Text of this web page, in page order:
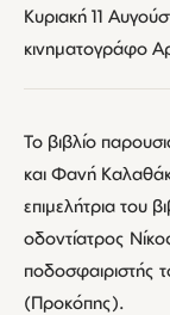
Κυριακή 11
κινηματογράφο
Το βιβλίο
και Φανή
επιμελήτρια του
οδοντίατρος
ποδοσφαιριστής
(Προκόπης).